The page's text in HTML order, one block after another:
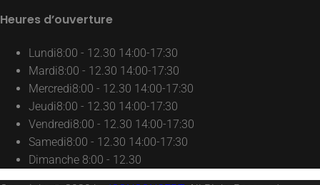
Heures d’ouverture
Lundi8:00 - 12.30 14:00-17:30
Mardi8:00 - 12.30 14:00-17:30
Mercredi8:00 - 12.30 14:00-17:30
Jeudi8:00 - 12.30 14:00-17:30
Vendredi8:00 - 12.30 14:00-17:30
Samedi8:00 - 12.30 14:00-17:30
Dimanche 8:00 - 12.30